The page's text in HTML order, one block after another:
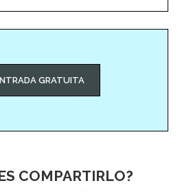
GRATUITA
COMPARTIRLO?